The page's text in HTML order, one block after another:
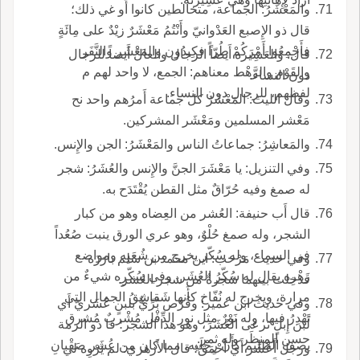
والمَعْشَرُ: الجماعة، متخالطين كانوا أَو غي ذلك؛
قال ذو الإِصبع العَدْوانيّ وأَنْتُمُ مَعْشَرٌ زيْدٌ على مِائَةٍ
فأَجْمِعُوا أَمْرَكُمْ طُرّاً فكِيدُون والمَعْشَر والنَّفَر
والقَوْم والرَّهْط معناهم: الجمع، لا واحد لهم م
لفظهم، للرجال دون النساء.
قال: والعَشِيرة أَيضاً الرجال والعالَ أَيضاً للرجال
دون النساء.
وقال الليث: المَعْشَرُ كل جماعة أَمرُهم واحد نح
مَعْشر المسلمين ومَعْشَر المشركين.
والمَعاشِرُ: جماعاتُ الناس والمَعْشَرُ: الجن والإِنس.
وفي التنزيل: يا مَعْشَرَ الجنَّ والإِنس والعُشَرُ: شجر
له صمغ وفيه حُرّاقٌ مثل القطن يُقْتَدَح به.
قال أَب حنيفة: العُشر من العِضاه وهو من كبار
الشجر، وله صمغ حُلْوٌ، وهو عري الورق ينبت صُعُداً
في السماء، وله سُكّر يخرج من شُعَبِه ومواضع
زَهْرِه يقال له سُكّرُ العُشَر، وفي سُكّرِه شيءٌ من
مرارة، ويخرج له نُفّاخ كأَنها شَقاشِقُ الجمال التي
تَهْدِرُ فيها، وله نَوْرٌ مثل نور الدِّفْل مُشْربٌ مُشرق
حسن المنظَر وله ثمر.
وفي حديث مَرْحب: اين محمد بن سلم بارَزَه
فدخلت بينهما شجرةٌ من شجر العُشر.
وفي حديث ابن عمير: وقُرْص بُرِّيٌّ بلبنٍ عُشَريّ أَي
لَبَن إِبلٍ ترعى العُشَرَ، وهو هذا الشجر؛ قا ذو الرمة
يصف الظليم كأَنّ رِجْلَيه، مما كان من عُشَر صَقْبانِ
ورجل أَعْشَر أَي أَحْمَقُ؛ قال الأَزهري: لم يَرْوِه لي